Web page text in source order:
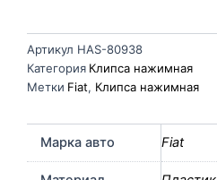
Артикул HAS-80938
Категория Клипса нажимная
Метки Fiat, Клипса нажимная
Марка авто Fiat